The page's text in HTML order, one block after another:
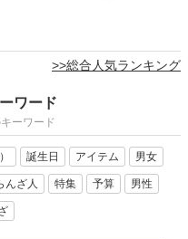
>>総合人気ランキング
ワード
ーワード
誕生日 アイテム 男女
んざ人 特集 予算 男性